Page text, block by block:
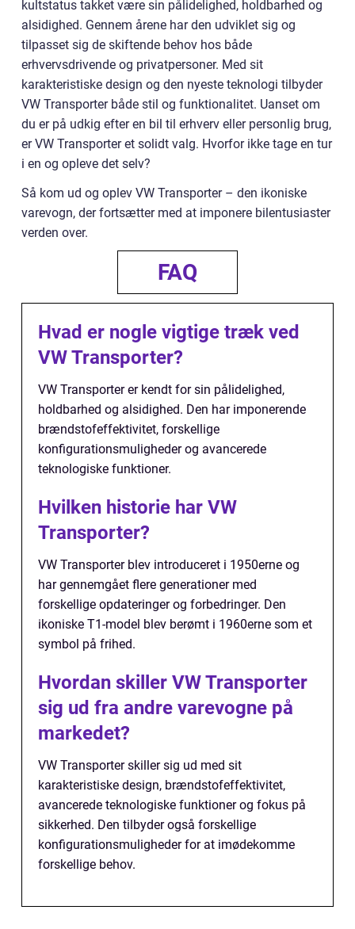
kultstatus takket være sin pålidelighed, holdbarhed og
alsidighed. Gennem årene har den udviklet sig og
tilpasset sig de skiftende behov hos både
erhvervsdrivende og privatpersoner. Med sit
karakteristiske design og den nyeste teknologi tilbyder
VW Transporter både stil og funktionalitet. Uanset om
du er på udkig efter en bil til erhverv eller personlig brug,
er VW Transporter et solidt valg. Hvorfor ikke tage en tur
i en og opleve det selv?
Så kom ud og oplev VW Transporter – den ikoniske
varevogn, der fortsætter med at imponere bilentusiaster
verden over.
FAQ
Hvad er nogle vigtige træk ved
VW Transporter?
VW Transporter er kendt for sin pålidelighed,
holdbarhed og alsidighed. Den har imponerende
brændstofeffektivitet, forskellige
konfigurationsmuligheder og avancerede
teknologiske funktioner.
Hvilken historie har VW
Transporter?
VW Transporter blev introduceret i 1950erne og
har gennemgået flere generationer med
forskellige opdateringer og forbedringer. Den
ikoniske T1-model blev berømt i 1960erne som et
symbol på frihed.
Hvordan skiller VW Transporter
sig ud fra andre varevogne på
markedet?
VW Transporter skiller sig ud med sit
karakteristiske design, brændstofeffektivitet,
avancerede teknologiske funktioner og fokus på
sikkerhed. Den tilbyder også forskellige
konfigurationsmuligheder for at imødekomme
forskellige behov.